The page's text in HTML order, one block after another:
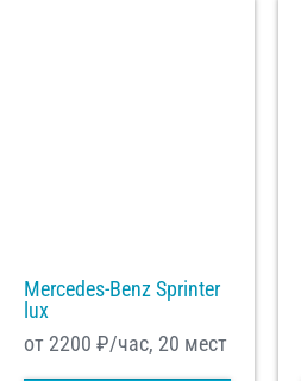
Mercedes-Benz Sprinter
lux
от 2200 ₽/час, 20 мест